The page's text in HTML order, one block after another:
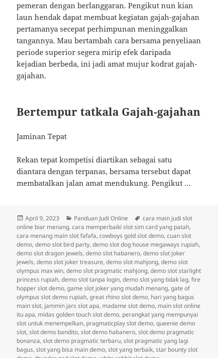
pemeran dengan berlanggaran. Pengikut nun kian
laun hendak dapat membuat kegiatan gajah-gajahan
pertamanya secepat perhimpunan meninggalkan
tangannya. Mau bertambah cara bersama penyeliaan
periode superior segera mirip efek daripada
kejadian berbeda, ini jadi amat mujur kodrat gajah-
gajahan.
Bertempur tatkala Gajah-gajahan
Jaminan Tepat
Rekan tepat kompetisi diartikan sebagai satu
diantara dengan terpanas, bersama tersebut dapat
membatalkan jalan amat mendukung. Pengikut …
Diposkan
pada
April 9, 2023 Kategori
Panduan Judi Online Tag
cara main judi slot
online biar menang,cara memperbaiki slot sim card yang patah,
cara menang main slot fafafa,cowboys gold slot demo,cuan slot
demo,demo slot bird party,demo slot dog house megaways rupiah,
demo slot dragon jewels,demo slot habanero,demo slot joker
jewels,demo slot joker treasure,demo slot mahjong,demo slot
olympus max win,demo slot pragmatic mahjong,demo slot starlight
princess rupiah,demo slot tanpa login,demo slot yang tidak lag,fire
hopper slot demo,game slot joker yang mudah menang,gate of
olympus slot demo rupiah,great rhino slot demo, hari yang bagus
main slot, jammin jars slot apa, madame slot demo, main slot online
itu apa, midas golden touch slot demo, perangkat yang mempunyai
slot untuk menempelkan, pragmaticplay slot demo,queenie demo
slot,slot demo bandito,slot demo habanero,slot demo pragmatic
bonanza,slot demo pragmatic terbaru,slot pragmatic yang lagi
bagus,slot yang bisa main demo,slot yang terbaik,star bounty slot